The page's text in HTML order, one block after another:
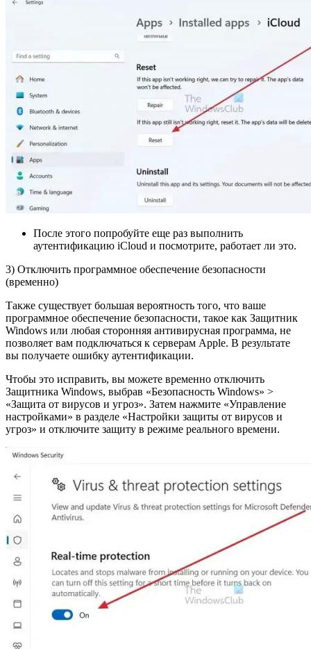
После этого попробуйте еще раз выполнить
аутентификацию iCloud и посмотрите, работает ли это.
3) Отключить программное обеспечение безопасности
(временно)
Также существует большая вероятность того, что ваше
программное обеспечение безопасности, такое как Защитник
Windows или любая сторонняя антивирусная программа, не
позволяет вам подключаться к серверам Apple. В результате
вы получаете ошибку аутентификации.
Чтобы это исправить, вы можете временно отключить
Защитника Windows, выбрав «Безопасность Windows» >
«Защита от вирусов и угроз». Затем нажмите «Управление
настройками» в разделе «Настройки защиты от вирусов и
угроз» и отключите защиту в режиме реального времени.